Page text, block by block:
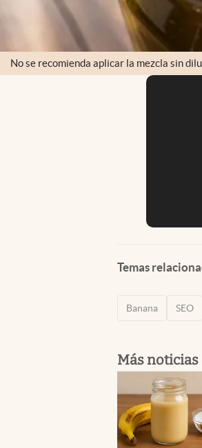
No se recomienda aplicar la mezcla sin
Temas
Banana SEO
Más noticias